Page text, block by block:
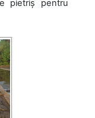
pietriș pentru